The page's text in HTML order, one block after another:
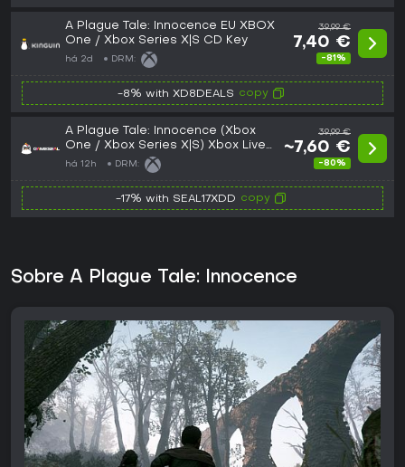
A Plague Tale: Innocence EU XBOX
One / Xbox Series X|S CD Key
há 2d DRM:
39,99 €
7,40 €
-81%
-8% with XD8DEALS copy
A Plague Tale: Innocence (Xbox
One / Xbox Series X|S) Xbox Live
Key - EU
há 12h DRM:
39,99 €
~7,60 €
-80%
-17% with SEAL17XDD copy
Sobre A Plague Tale: Innocence